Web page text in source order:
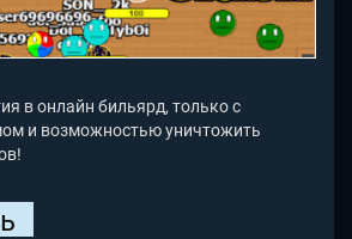
в онлайн бильярд, только с
и возможностью уничтожить